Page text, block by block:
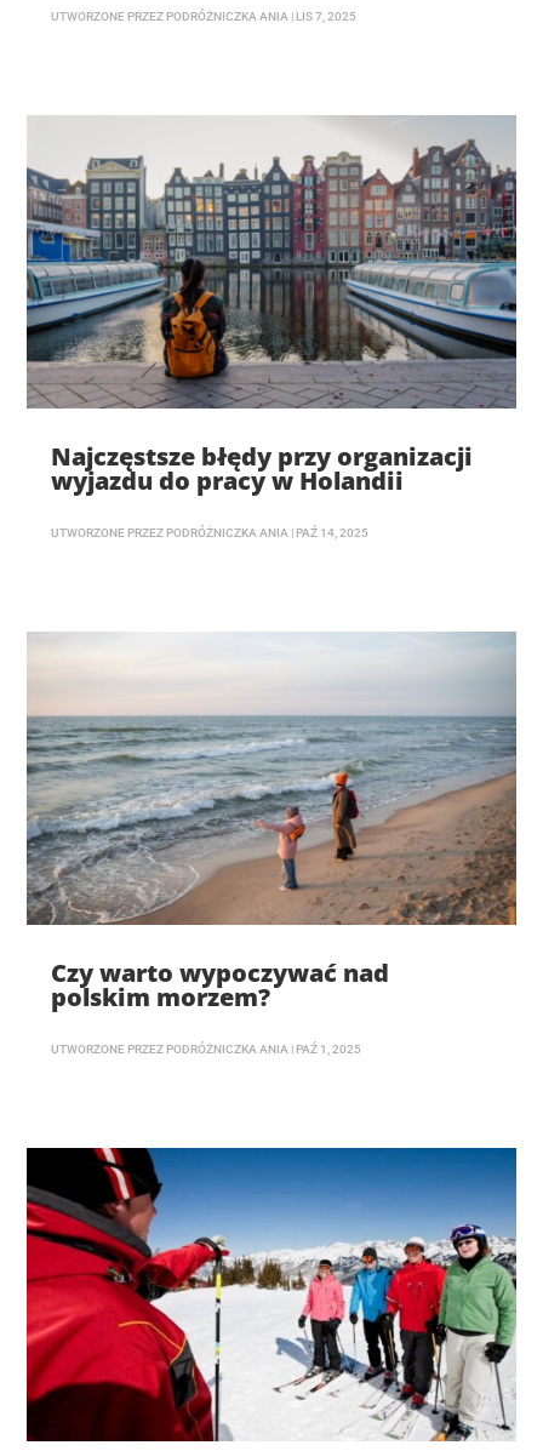
UTWORZONE PRZEZ PODRÓŻNICZKA ANIA | LIS 7, 2025
Najczęstsze błędy przy organizacji
wyjazdu do pracy w Holandii
UTWORZONE PRZEZ PODRÓŻNICZKA ANIA | PAŹ 14, 2025
Czy warto wypoczywać nad
polskim morzem?
UTWORZONE PRZEZ PODRÓŻNICZKA ANIA | PAŹ 1, 2025